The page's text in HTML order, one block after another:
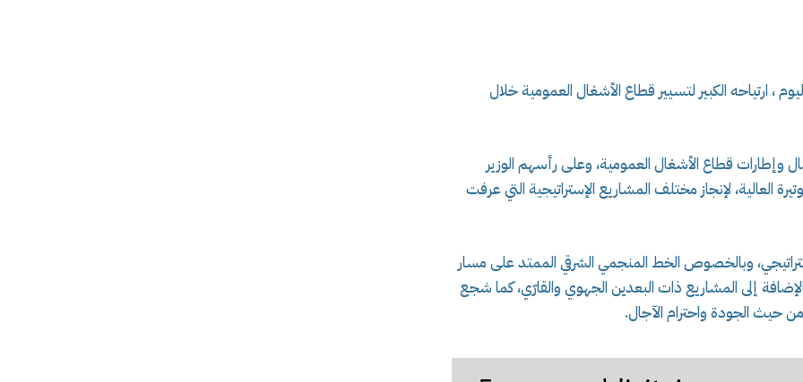
، ارتياحه الكبير لتسيير قطاع الأشغال العمومية خلال
قطاع الأشغال العمومية، وعلى رأسهم الوزير
العالية، لإنجاز مختلف المشاريع الإستراتيجية التي عرفت
وبالخصوص الخط المنجمي الشرقي الممتد على مسار
إلى المشاريع ذات البعدين الجهوي والقارّي، كما شجع
حيث الجودة واحترام الآجال.